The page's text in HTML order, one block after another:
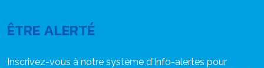
ÊTRE ALERTÉ
Inscrivez-vous à notre système d'Info-alertes pour